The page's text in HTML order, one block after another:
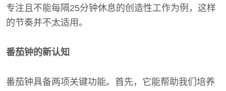
专注且不能每隔25分钟休息的创造性工作为例，这样
的节奏并不太适用。
番茄钟的新认知
番茄钟具备两项关键功能。首先，它能帮助我们培养